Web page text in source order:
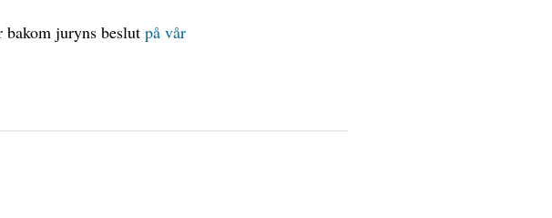
bakom juryns beslutpå vår